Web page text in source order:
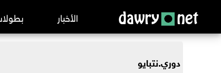
الأخبار
دوري.نتبايو